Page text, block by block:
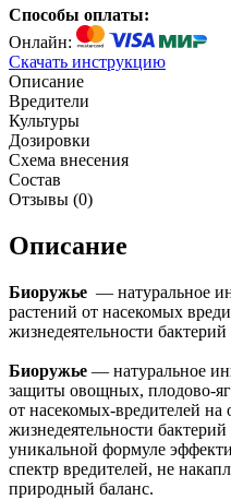
Способы оплаты:
Онлайн:
Скачать инструкцию
Описание
Вредители
Культуры
Дозировки
Схема внесения
Состав
Отзывы (0)
Описание
Биоружье — натуральное
растений от насекомых
жизнедеятельности
Биоружье — натуральное
защиты овощных, плодово-
от насекомых-вредителей на
жизнедеятельности
уникальной формуле
спектр вредителей, не
природный баланс.